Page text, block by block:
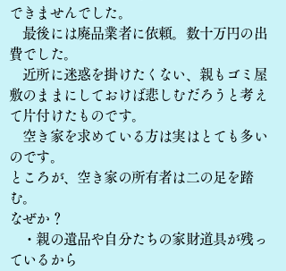
できませんでした。
最後には廃品業者に依頼。数十万円の出
費でした。
近所に迷惑を掛けたくない、親もゴミ屋
敷のままにしておけば悲しむだろうと考え
て片付けたものです。
空き家を求めている方は実はとても多い
のです。
ところが、空き家の所有者は二の足を踏
む。
なぜか？
・親の遺品や自分たちの家財道具が残っ
ているから